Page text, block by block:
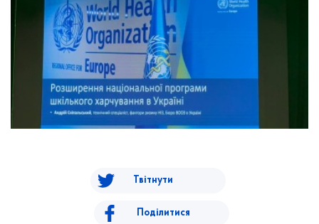
Твітнути
Поділитися